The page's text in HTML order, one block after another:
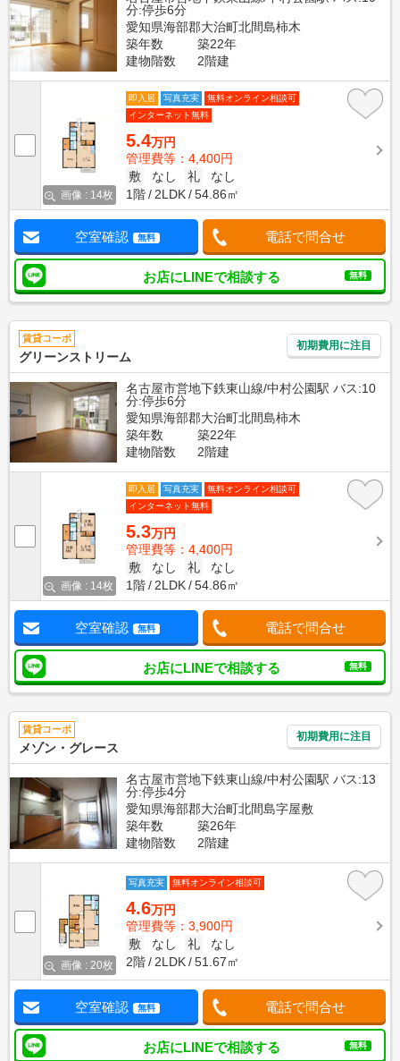
分:停歩6分
愛知県海部郡大治町北間島柿木
築年数
築22年
建物階数
2階建
画像 : 14枚
即入居 写真充実
無料オンライン相談可
インターネット無料
5.4万円
管理費等：4,400円
敷
なし 礼
なし
1階
2LDK 54.86㎡
空室確認 無料 電話で問合せ
お店にLINEで相談する 無料
賃貸コーポ
グリーンストリーム
初期費用に注目
名古屋市営地下鉄東山線/中村公園駅 バス:10
分:停歩6分
愛知県海部郡大治町北間島柿木
築年数
築22年
建物階数
2階建
画像 : 14枚
即入居 写真充実
無料オンライン相談可
インターネット無料
5.3万円
管理費等：4,400円
敷
なし 礼
なし
1階
2LDK 54.86㎡
空室確認 無料 電話で問合せ
お店にLINEで相談する 無料
賃貸コーポ
メゾン・グレース
初期費用に注目
名古屋市営地下鉄東山線/中村公園駅 バス:13
分:停歩4分
愛知県海部郡大治町北間島字屋敷
築年数
築26年
建物階数
2階建
画像 : 20枚
写真充実 無料オンライン相談可
4.6万円
管理費等：3,900円
敷
なし 礼
なし
2階
2LDK 51.67㎡
空室確認 無料 電話で問合せ
お店にLINEで相談する 無料